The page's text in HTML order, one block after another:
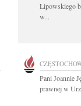
Lipowskiego
w...
Pani Joannie
prawnej w